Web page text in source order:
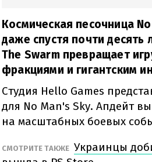
Космическая песочница
даже спустя почти десять
The Swarm превращает
фракциями и гигантским
Студия Hello Games
для No Man's Sky. Апдейт
на масштабных боевых
СМОТРИТЕ ТАКЖЕ Украинцы